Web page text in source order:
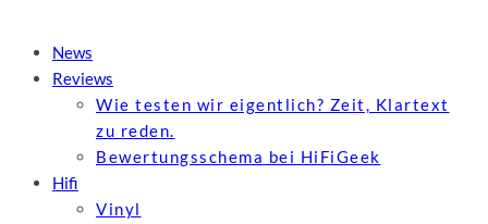
News
Reviews
Wie testen wir eigentlich? Zeit, Klartext
zu reden.
Bewertungs­schema bei HiFiGeek
Hifi
Vinyl